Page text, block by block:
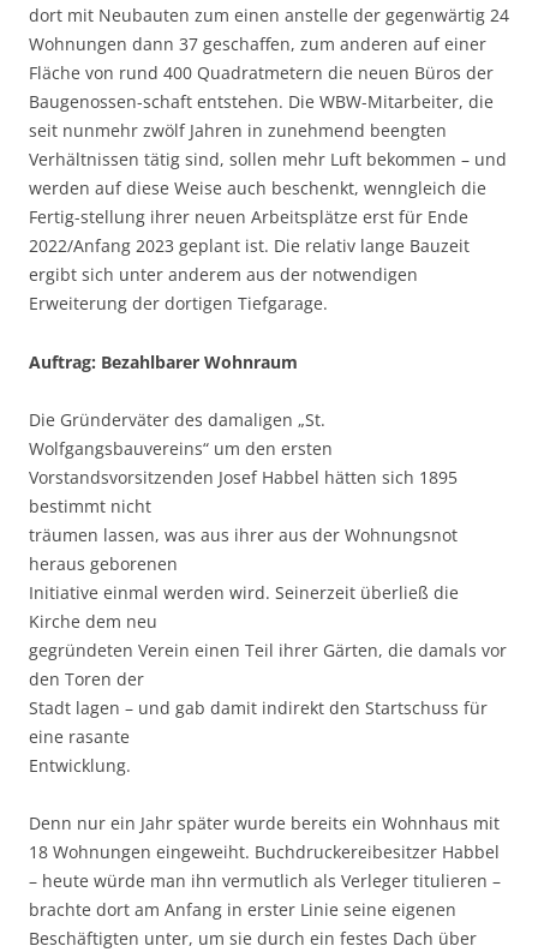
dort mit Neubauten zum einen anstelle der gegenwärtig 24
Wohnungen dann 37 geschaffen, zum anderen auf einer
Fläche von rund 400 Quadratmetern die neuen Büros der
Baugenossen-schaft entstehen. Die WBW-Mitarbeiter, die
seit nunmehr zwölf Jahren in zunehmend beengten
Verhältnissen tätig sind, sollen mehr Luft bekommen – und
werden auf diese Weise auch beschenkt, wenngleich die
Fertig-stellung ihrer neuen Arbeitsplätze erst für Ende
2022/Anfang 2023 geplant ist. Die relativ lange Bauzeit
ergibt sich unter anderem aus der notwendigen
Erweiterung der dortigen Tiefgarage.
Auftrag: Bezahlbarer Wohnraum
Die Gründerväter des damaligen „St.
Wolfgangsbauvereins“ um den ersten
Vorstandsvorsitzenden Josef Habbel hätten sich 1895
bestimmt nicht
träumen lassen, was aus ihrer aus der Wohnungsnot
heraus geborenen
Initiative einmal werden wird. Seinerzeit überließ die
Kirche dem neu
gegründeten Verein einen Teil ihrer Gärten, die damals vor
den Toren der
Stadt lagen – und gab damit indirekt den Startschuss für
eine rasante
Entwicklung.
Denn nur ein Jahr später wurde bereits ein Wohnhaus mit
18 Wohnungen eingeweiht. Buchdruckereibesitzer Habbel
– heute würde man ihn vermutlich als Verleger titulieren –
brachte dort am Anfang in erster Linie seine eigenen
Beschäftigten unter, um sie durch ein festes Dach über